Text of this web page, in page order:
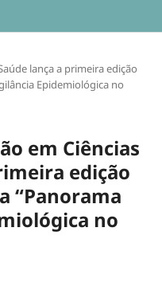
lança a primeira edição
Epidemiológica no
em Ciências
edição
“Panorama
no